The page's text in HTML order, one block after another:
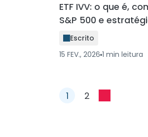
ETF IVV: o que é,
S&P 500 e
Escrito
15 FEV., 2026 1 min leitura
1 2